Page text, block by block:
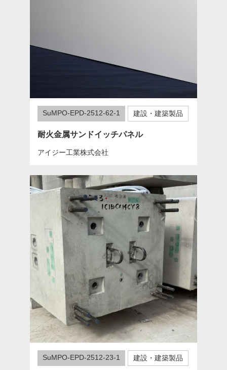
SuMPO-EPD-2512-62-1 建設・建築製品
耐火金属サンドイッチパネル
アイジー工業株式会社
SuMPO-EPD-2512-23-1 建設・建築製品